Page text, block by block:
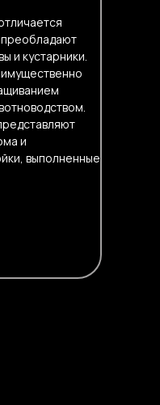
и кустарники.
и
выполненные